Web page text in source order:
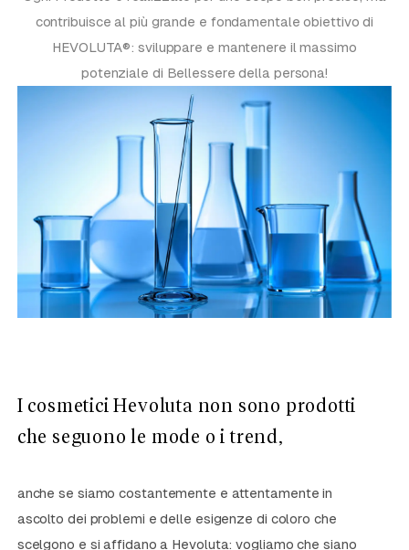
contribuisce al più grande e fondamentale obiettivo di
HEVOLUTA®: sviluppare e mantenere il massimo
potenziale di Bellessere della persona!
I cosmetici Hevoluta non sono prodotti
che seguono le mode o i trend,
anche se siamo costantemente e attentamente in
ascolto dei problemi e delle esigenze di coloro che
scelgono e si affidano a Hevoluta: vogliamo che siano